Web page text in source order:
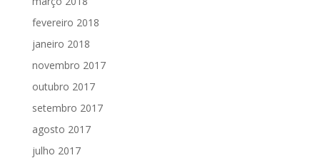
fevereiro 2018
janeiro 2018
novembro 2017
outubro 2017
setembro 2017
agosto 2017
julho 2017